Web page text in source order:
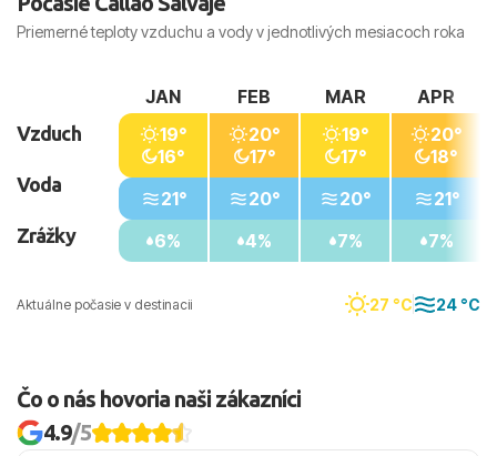
Priemerné teploty vzduchu a vody v jednotlivých mesiacoch roka
Aktuálne počasie v destinacii 27 °C 24 °C
Vzduch
Voda
Zrážky
JAN
19°
16°
21°
6%
FEB
20°
17°
20°
4%
MAR
19°
17°
20°
7%
APR
20°
18°
21°
7%
Čo o nás hovoria naši zákazníci
4.9/5